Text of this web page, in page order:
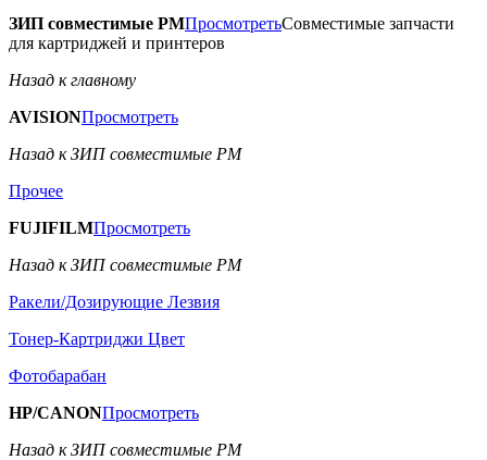
ЗИП совместимые РМПросмотретьСовместимые запчасти
для картриджей и принтеров
Назад к главному
AVISIONПросмотреть
Назад к ЗИП совместимые РМ
Прочее
FUJIFILMПросмотреть
Назад к ЗИП совместимые РМ
Ракели/Дозирующие Лезвия
Тонер-Картриджи Цвет
Фотобарабан
HP/CANONПросмотреть
Назад к ЗИП совместимые РМ